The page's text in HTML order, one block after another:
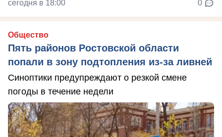
сегодня в 18:00 0
Общество
Пять районов Ростовской области
попали в зону подтопления из-за ливней
Синоптики предупреждают о резкой смене
погоды в течение недели